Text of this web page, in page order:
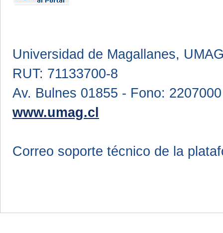
Universidad de Magallanes,
RUT: 71133700-8
Av. Bulnes 01855 - Fono: 2207000
www.umag.cl
Correo soporte técnico de la